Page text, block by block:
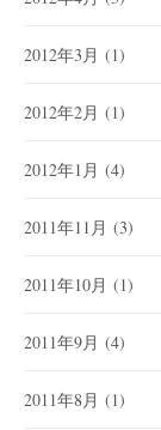
2012年3月 (1)
2012年2月 (1)
2012年1月 (4)
2011年11月 (3)
2011年10月 (1)
2011年9月 (4)
2011年8月 (1)